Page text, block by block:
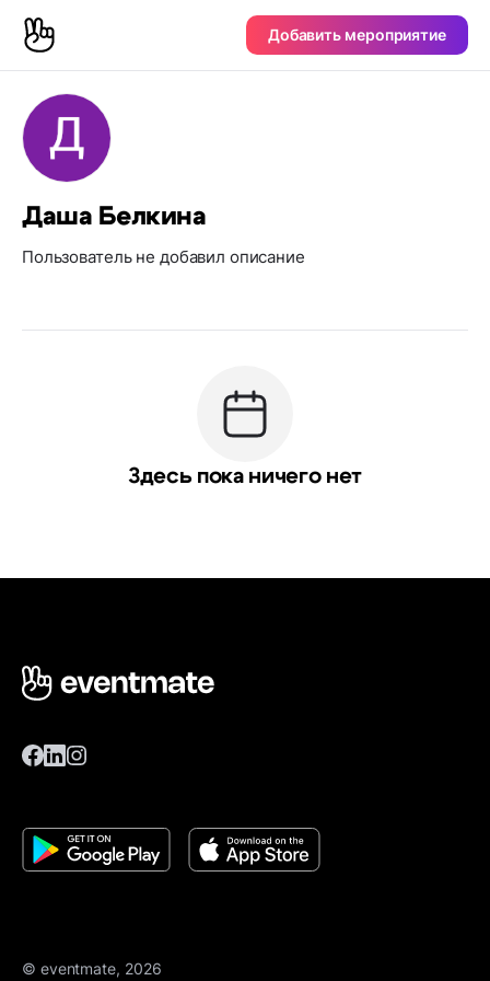
Добавить мероприятие
Даша Белкина
Пользователь не добавил описание
Здесь пока ничего нет
© eventmate, 2026